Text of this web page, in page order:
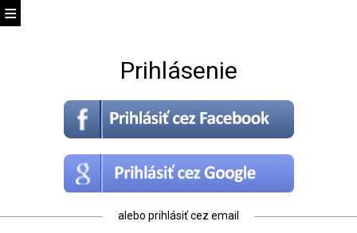
Prihlásenie
alebo prihlásiť cez email